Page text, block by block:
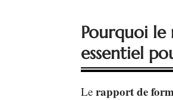
Pourquoi
essentiel
Le rapport de